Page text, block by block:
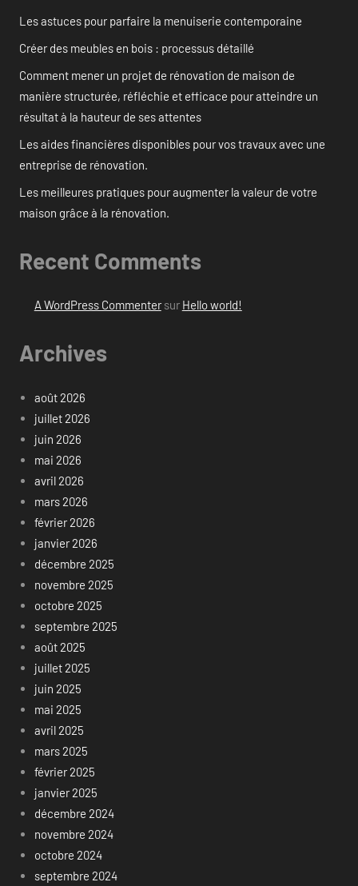
Les astuces pour parfaire la menuiserie contemporaine
Créer des meubles en bois : processus détaillé
Comment mener un projet de rénovation de maison de
manière structurée, réfléchie et efficace pour atteindre un
résultat à la hauteur de ses attentes
Les aides financières disponibles pour vos travaux avec une
entreprise de rénovation.
Les meilleures pratiques pour augmenter la valeur de votre
maison grâce à la rénovation.
Recent Comments
A WordPress Commentersur Hello world!
Archives
août 2026
juillet 2026
juin 2026
mai 2026
avril 2026
mars 2026
février 2026
janvier 2026
décembre 2025
novembre 2025
octobre 2025
septembre 2025
août 2025
juillet 2025
juin 2025
mai 2025
avril 2025
mars 2025
février 2025
janvier 2025
décembre 2024
novembre 2024
octobre 2024
septembre 2024